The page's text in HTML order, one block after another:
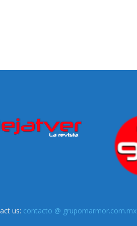
us: contacto @ grupomarmor.com.mx